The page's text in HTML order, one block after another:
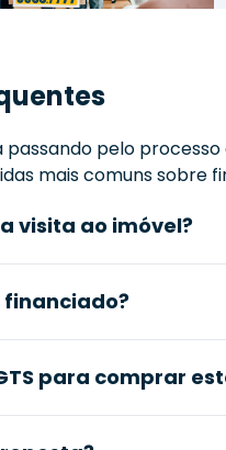
passando pelo
mais comuns sobre
visita ao imóvel?
financiado?
para comprar